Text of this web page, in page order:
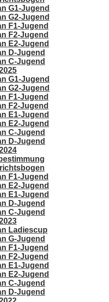
G1-Jugend
G2-Jugend
F1-Jugend
F2-Jugend
E2-Jugend
D-Jugend
C-Jugend
G1-Jugend
G2-Jugend
F1-Jugend
F2-Jugend
E1-Jugend
E2-Jugend
C-Jugend
D-Jugend
F1-Jugend
E2-Jugend
E1-Jugend
D-Jugend
C-Jugend
Ladiescup
G-Jugend
F1-Jugend
F2-Jugend
E1-Jugend
E2-Jugend
C-Jugend
D-Jugend